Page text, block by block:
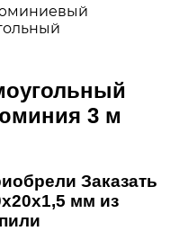
3 м
Заказать
мм из